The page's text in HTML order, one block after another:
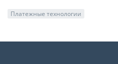
Платежные технологии